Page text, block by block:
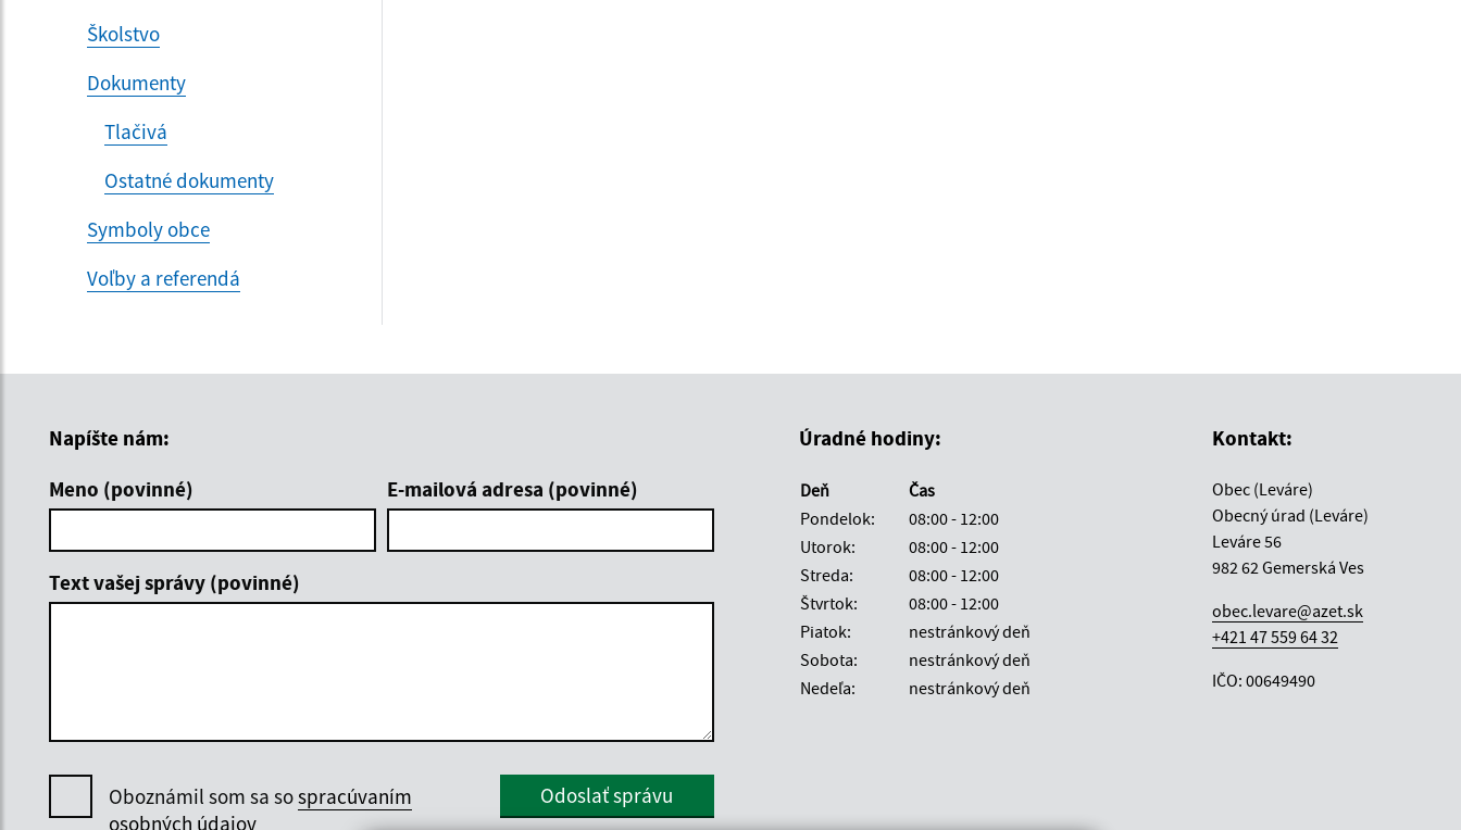
Školstvo
Dokumenty
Tlačivá
Ostatné dokumenty
Symboly obce
Voľby a referendá
Napíšte nám:
Meno (povinné)
E-mailová adresa (povinné)
Text vašej správy (povinné)
Oboznámil som sa sospracúvaním
osobných údajov
Odoslať správu
Úradné hodiny:
Deň
Čas
Pondelok:
08:00 - 12:00
Utorok:
08:00 - 12:00
Streda:
08:00 - 12:00
Štvrtok:
08:00 - 12:00
Piatok:
nestránkový deň
Sobota:
nestránkový deň
Nedeľa:
nestránkový deň
Kontakt:
Obec (Leváre)
Obecný úrad (Leváre)
Leváre 56
982 62 Gemerská Ves
obec.levare@azet.sk
+421 47 559 64 32
IČO: 00649490